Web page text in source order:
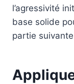
l’agressivité
base solide
partie